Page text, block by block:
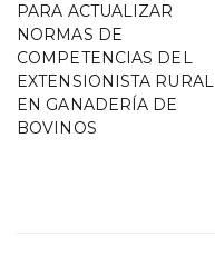
PARA ACTUALIZAR
NORMAS DE
COMPETENCIAS DEL
EXTENSIONISTA RURAL
EN GANADERÍA DE
BOVINOS